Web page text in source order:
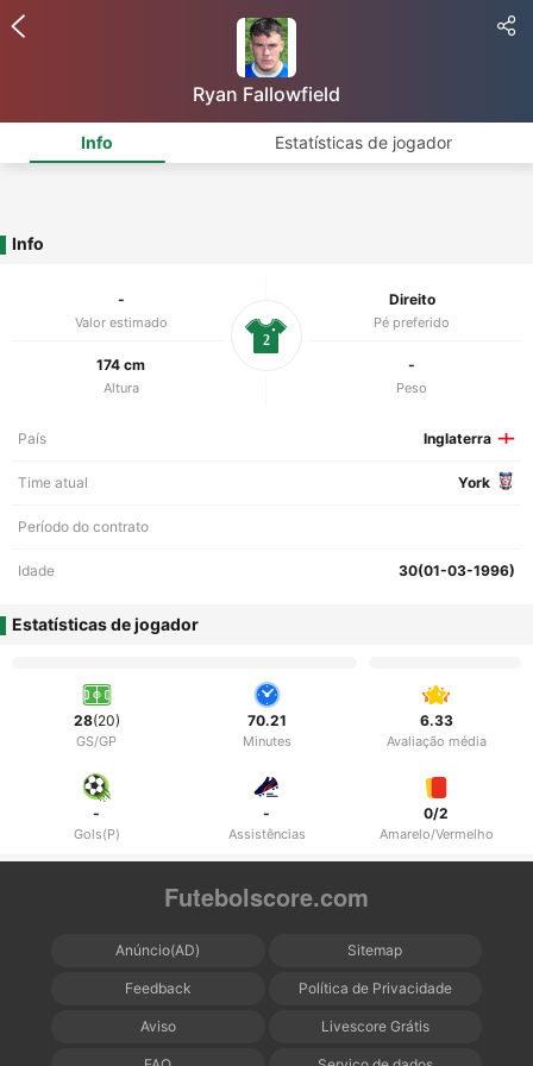
Ryan Fallowfield
Info Estatísticas de jogador
Info
-
Valor estimado
Direito
Pé preferido
174 cm
Altura
-
Peso
2
País Inglaterra
Time atual York
Período do contrato
Idade 30(01-03-1996)
Estatísticas de jogador
28(20)
GS/GP
70.21
Minutes
6.33
Avaliação média
-
Gols(P)
-
Assistências
0/2
Amarelo/Vermelho
Futebolscore.com
Anúncio(AD) Sitemap
Feedback Política de Privacidade
Aviso Livescore Grátis